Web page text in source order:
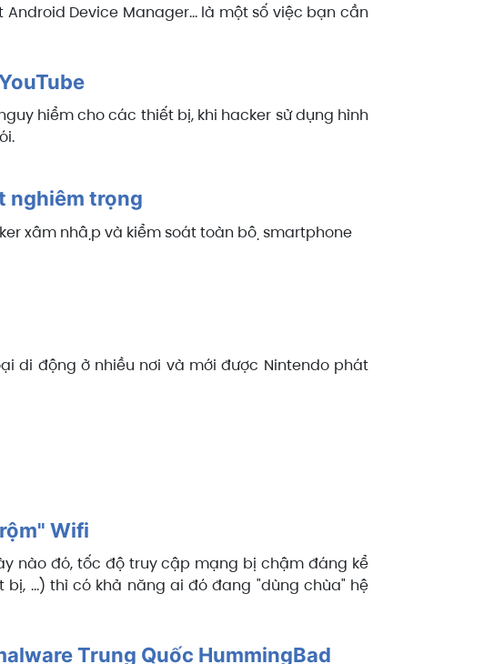
Device Manager... là một số việc bạn cần
hiểm cho các thiết bị, khi hacker sử dụng hình
nghiêm trọng
xâm nhập và kiểm soát toàn bộ smartphone
di động ở nhiều nơi và mới được Nintendo phát
Wifi
nào đó, tốc độ truy cập mạng bị chậm đáng kể
...) thì có khả năng ai đó đang "dùng chùa" hệ
Trung Quốc HummingBad